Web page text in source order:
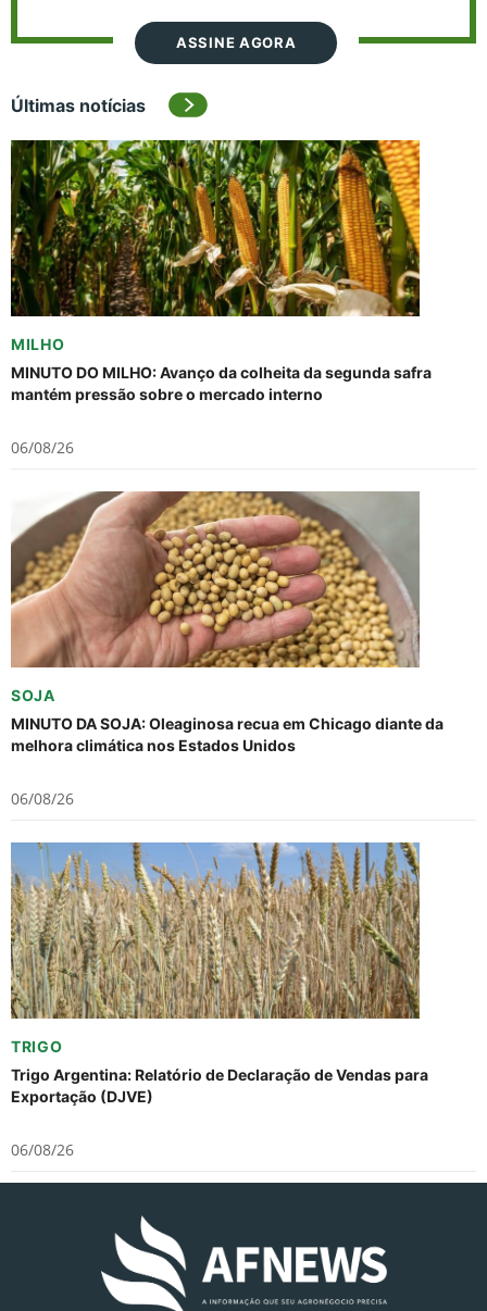
ASSINE AGORA
Últimas notícias
MILHO
MINUTO DO MILHO: Avanço da colheita da segunda safra
mantém pressão sobre o mercado interno
06/08/26
SOJA
MINUTO DA SOJA: Oleaginosa recua em Chicago diante da
melhora climática nos Estados Unidos
06/08/26
TRIGO
Trigo Argentina: Relatório de Declaração de Vendas para
Exportação (DJVE)
06/08/26